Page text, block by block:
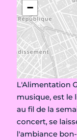
−
L'Alimentation
musique, est le
au fil de la
concert, se
l'ambiance